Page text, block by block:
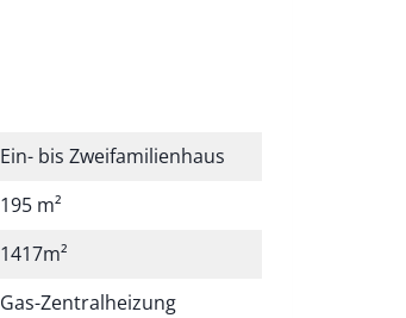
Ein- bis Zweifamilienhaus
195 m²
1417m²
Gas-Zentralheizung